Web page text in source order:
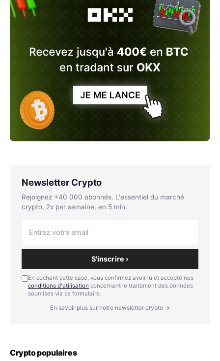
Newsletter Crypto
Rejoignez +40 000 abonnés. L'essentiel du marché
crypto, 2x par semaine, en 5 min.
S'inscrire ›
En cochant cette case, vous confirmez avoir lu et accepté nos
conditions d'utilisation concernant le traitement des données
soumises via ce formulaire.
En savoir plus sur notre newsletter crypto →
Crypto populaires